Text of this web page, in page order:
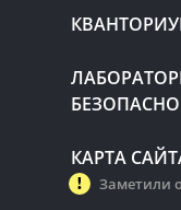
КАРТА
Заметили